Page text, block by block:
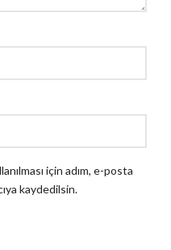
için adım, e-posta
kaydedilsin.